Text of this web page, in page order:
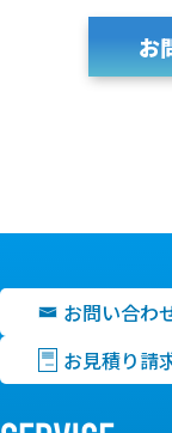
お
お問い合わ
お見積り請